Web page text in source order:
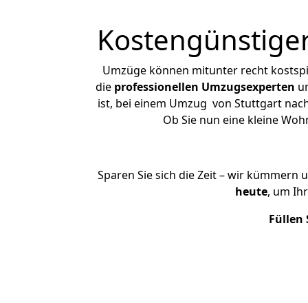
Umzüge können mitunter recht
die professionellen Umzugsexperten
ist, bei einem Umzug von Stuttgart
Ob Sie nun eine kleine
Sparen Sie sich die Zeit – wir kümmern
heute, um
Füllen